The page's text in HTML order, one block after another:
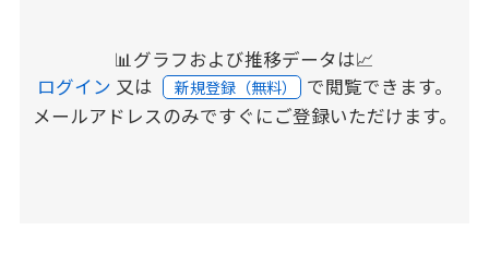
📊グラフおよび推移データは📈
ログイン 又は 新規登録（無料） で閲覧できます。
メールアドレスのみですぐにご登録いただけます。